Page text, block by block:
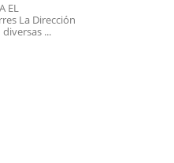
EL
La Dirección
...